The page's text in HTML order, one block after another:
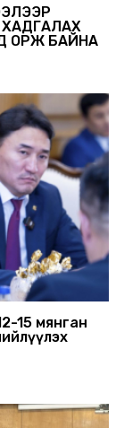
ОРЖ БАЙНА
15 мянган